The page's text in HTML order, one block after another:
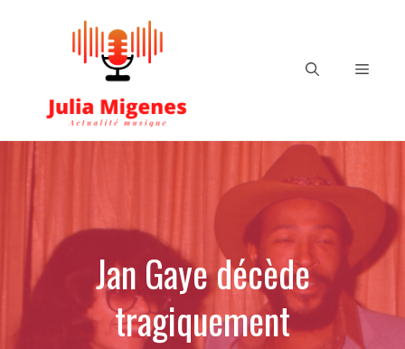
Menu
Jan Gaye décède
tragiquement